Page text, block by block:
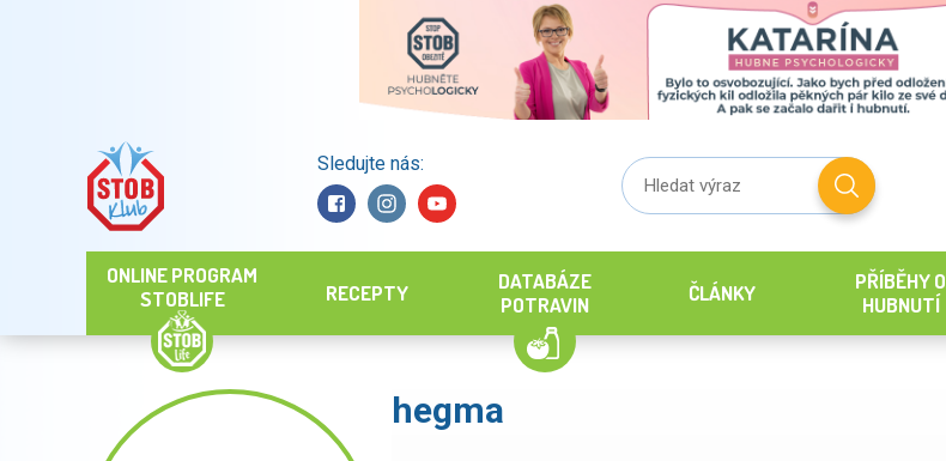
Sledujte nás:
ONLINE PROGRAM
STOBLIFE
RECEPTY
DATABÁZE
POTRAVIN
ČLÁNKY
PŘÍBĚHY O
HUBNUTÍ
hegma